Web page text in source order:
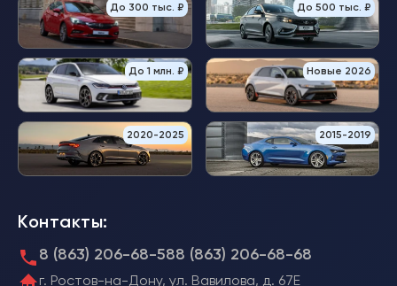
До 300 тыс. ₽ До 500 тыс. ₽
До 1 млн. ₽ Новые 2026
2020-2025 2015-2019
Контакты:
8 (863) 206-68-588 (863) 206-68-68
г. Ростов-на-Дону, ул. Вавилова, д. 67Е